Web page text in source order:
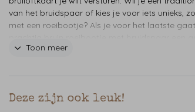
van het bruidspaar of kies je voor iets unieks,
met een roeibootje? Als je voor het laatste
prachtig bruin roeibootje met bruidspaar een
kaart is getekend en illustratief, waardoor het
Toon meer
Deze zijn ook leuk!